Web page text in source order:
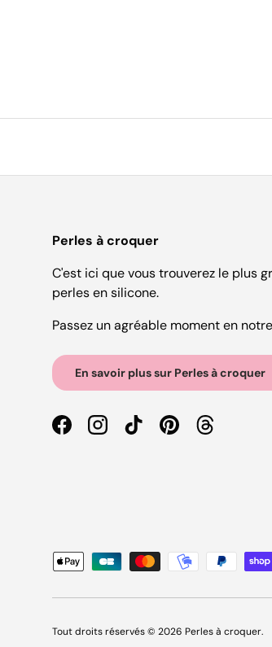
Perles à croquer
C'est ici que vous trouverez le plus
perles en silicone.
Passez un agréable moment en
En savoir plus sur Perles à croquer
FacebookInstagramTikTokPinterestThreads
Moyens de paiement acceptés
Tout droits réservés © 2026 Perles à croquer.